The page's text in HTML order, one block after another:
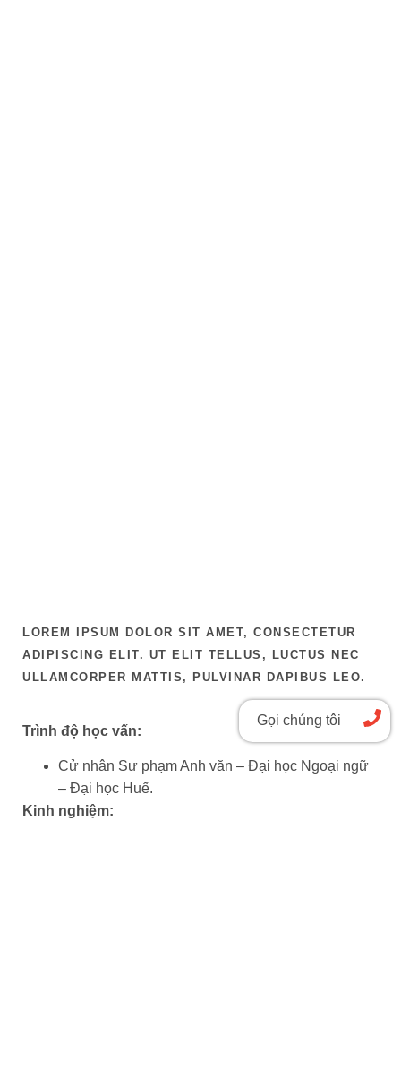
LOREM IPSUM DOLOR SIT AMET, CONSECTETUR
ADIPISCING ELIT. UT ELIT TELLUS, LUCTUS NEC
ULLAMCORPER MATTIS, PULVINAR DAPIBUS LEO.
Trình độ học vấn:
Cử nhân Sư phạm Anh văn – Đại học Ngoại ngữ
– Đại học Huế.
Kinh nghiệm:
Gọi chúng tôi